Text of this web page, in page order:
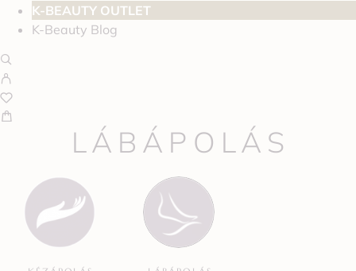
K-BEAUTY OUTLET
K-Beauty Blog
LÁBÁPOLÁS